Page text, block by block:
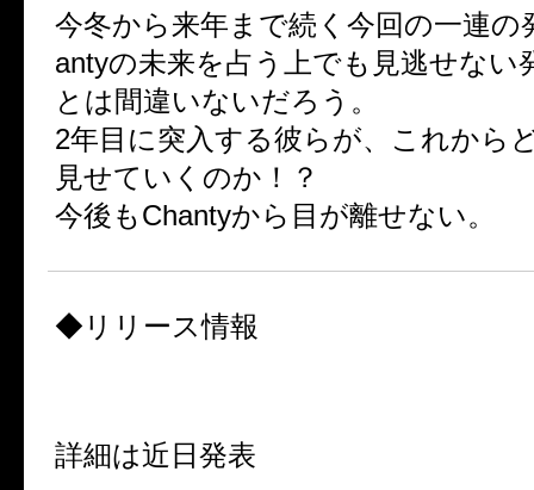
今冬から来年まで続く今回の一連の
antyの未来を占う上でも見逃せない
とは間違いないだろう。
2年目に突入する彼らが、これから
見せていくのか！？
今後もChantyから目が離せない。
◆リリース情報
詳細は近日発表